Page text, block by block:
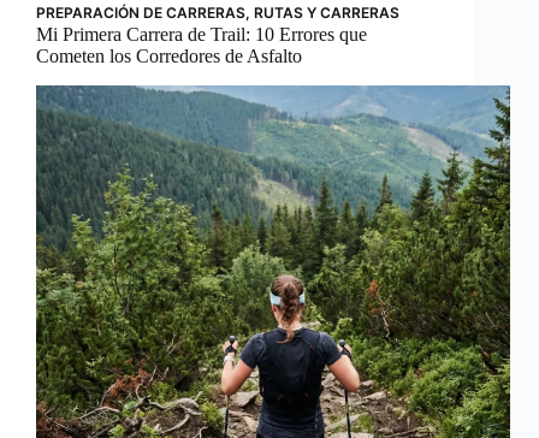
PREPARACIÓN DE CARRERAS, RUTAS Y CARRERAS
Mi Primera Carrera de Trail: 10 Errores que
Cometen los Corredores de Asfalto